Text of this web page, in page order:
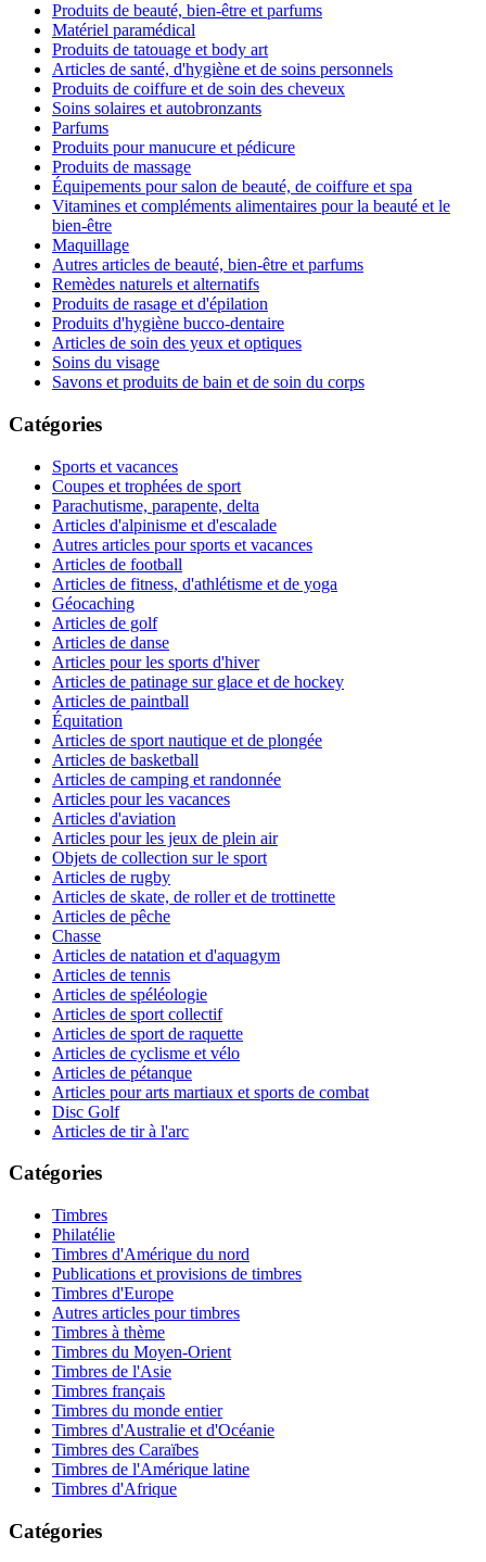
Produits de beauté, bien-être et parfums
Matériel paramédical
Produits de tatouage et body art
Articles de santé, d'hygiène et de soins personnels
Produits de coiffure et de soin des cheveux
Soins solaires et autobronzants
Parfums
Produits pour manucure et pédicure
Produits de massage
Équipements pour salon de beauté, de coiffure et spa
Vitamines et compléments alimentaires pour la beauté et le
bien-être
Maquillage
Autres articles de beauté, bien-être et parfums
Remèdes naturels et alternatifs
Produits de rasage et d'épilation
Produits d'hygiène bucco-dentaire
Articles de soin des yeux et optiques
Soins du visage
Savons et produits de bain et de soin du corps
Catégories
Sports et vacances
Coupes et trophées de sport
Parachutisme, parapente, delta
Articles d'alpinisme et d'escalade
Autres articles pour sports et vacances
Articles de football
Articles de fitness, d'athlétisme et de yoga
Géocaching
Articles de golf
Articles de danse
Articles pour les sports d'hiver
Articles de patinage sur glace et de hockey
Articles de paintball
Équitation
Articles de sport nautique et de plongée
Articles de basketball
Articles de camping et randonnée
Articles pour les vacances
Articles d'aviation
Articles pour les jeux de plein air
Objets de collection sur le sport
Articles de rugby
Articles de skate, de roller et de trottinette
Articles de pêche
Chasse
Articles de natation et d'aquagym
Articles de tennis
Articles de spéléologie
Articles de sport collectif
Articles de sport de raquette
Articles de cyclisme et vélo
Articles de pétanque
Articles pour arts martiaux et sports de combat
Disc Golf
Articles de tir à l'arc
Catégories
Timbres
Philatélie
Timbres d'Amérique du nord
Publications et provisions de timbres
Timbres d'Europe
Autres articles pour timbres
Timbres à thème
Timbres du Moyen-Orient
Timbres de l'Asie
Timbres français
Timbres du monde entier
Timbres d'Australie et d'Océanie
Timbres des Caraïbes
Timbres de l'Amérique latine
Timbres d'Afrique
Catégories